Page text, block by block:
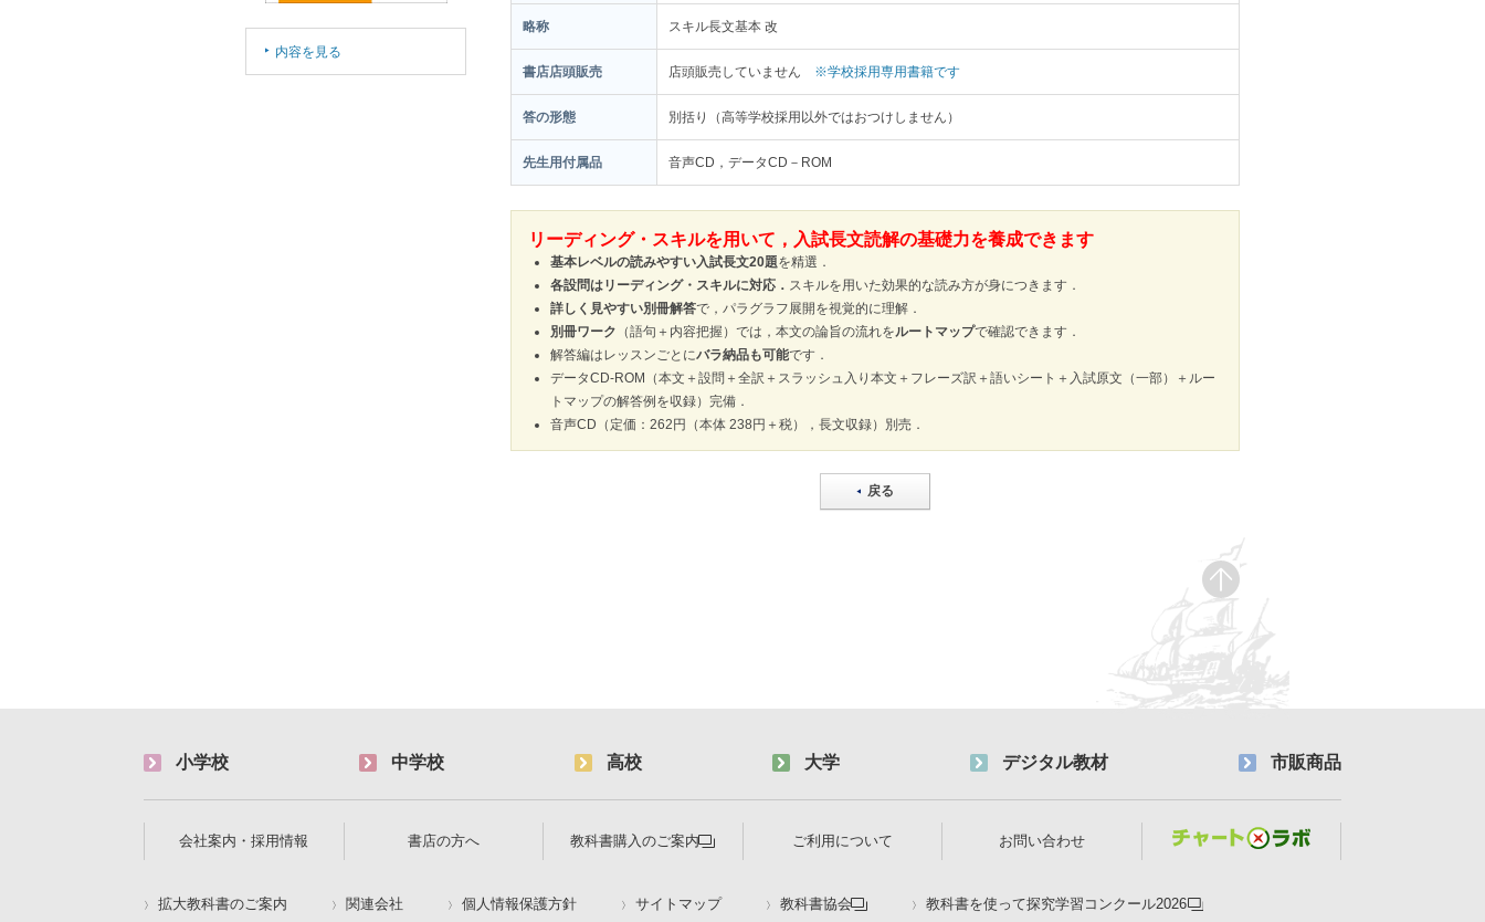
略称 スキル長文基本 改
書店店頭販売 店頭販売していません ※学校採用専用書籍です
答の形態 別括り（高等学校採用以外ではおつけしません）
先生用付属品 音声CD，データCD－ROM
リーディング・スキルを用いて，入試長文読解の基礎力を養成できます
基本レベルの読みやすい入試長文20題を精選．
各設問はリーディング・スキルに対応． スキルを用いた効果的な読み方が身につきます．
詳しく見やすい別冊解答で，パラグラフ展開を視覚的に理解．
別冊ワーク （語句＋内容把握）では，本文の論旨の流れをルートマップで確認できます．
解答編はレッスンごとにバラ納品も可能です．
データCD-ROM（本文＋設問＋全訳＋スラッシュ入り本文＋フレーズ訳＋語いシート＋入試原文（一部）＋ルー
トマップの解答例を収録）完備．
音声CD（定価：262円（本体 238円＋税），長文収録）別売．
戻る
内容を見る
小学校 中学校 高校 大学 デジタル教材 市販商品
会社案内・採用情報 書店の方へ 教科書購入のご案内 ご利用について お問い合わせ
拡大教科書のご案内 関連会社 個人情報保護方針 サイトマップ 教科書協会 教科書を使って探究学習コンクール2026